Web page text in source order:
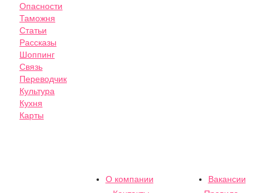
Опасности
Таможня
Статьи
Рассказы
Шоппинг
Связь
Переводчик
Культура
Кухня
Карты
О компании
Вакансии